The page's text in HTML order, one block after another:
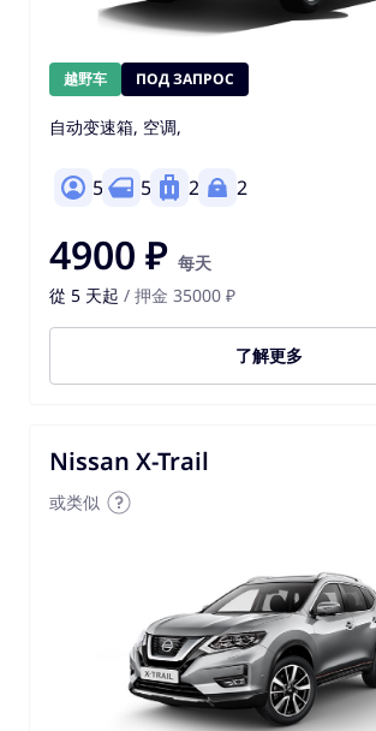
越野车 ПОД ЗАПРОС
自动变速箱, 空调,
5 5 2 2
4900 ₽ 每天
從 5 天起 / 押金 35000 ₽
了解更多
Nissan X-Trail
或类似